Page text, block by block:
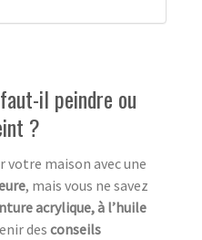
il peindre ou
?
maison avec une
, mais vous ne savez
acrylique, à l’huile
des conseils